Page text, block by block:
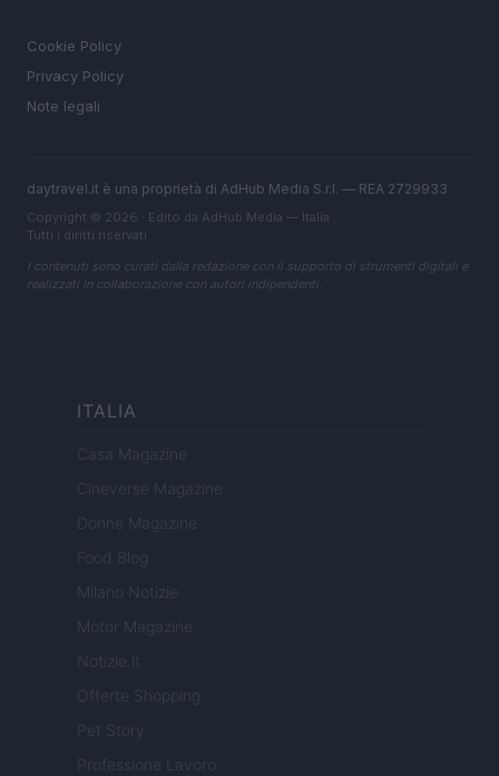
Cookie Policy
Privacy Policy
Note legali
daytravel.it è una proprietà di AdHub Media S.r.l. — REA 2729933
Copyright © 2026 · Edito da AdHub Media — Italia
Tutti i diritti riservati
I contenuti sono curati dalla redazione con il supporto di strumenti digitali e
realizzati in collaborazione con autori indipendenti.
ITALIA
Casa Magazine
Cineverse Magazine
Donne Magazine
Food Blog
Milano Notizie
Motor Magazine
Notizie.it
Offerte Shopping
Pet Story
Professione Lavoro